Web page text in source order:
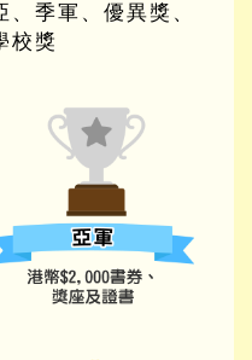
季軍、優異獎、
校獎